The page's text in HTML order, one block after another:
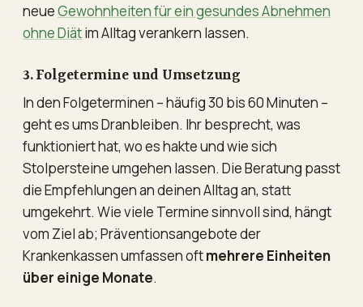
neueGewohnheiten für ein gesundes Abnehmen
ohne Diätim Alltag verankern lassen.
3. Folgetermine und Umsetzung
In den Folgeterminen – häufig 30 bis 60 Minuten –
geht es ums Dranbleiben. Ihr besprecht, was
funktioniert hat, wo es hakte und wie sich
Stolpersteine umgehen lassen. Die Beratung passt
die Empfehlungen an deinen Alltag an, statt
umgekehrt. Wie viele Termine sinnvoll sind, hängt
vom Ziel ab; Präventionsangebote der
Krankenkassen umfassen oftmehrere Einheiten
über einige Monate.